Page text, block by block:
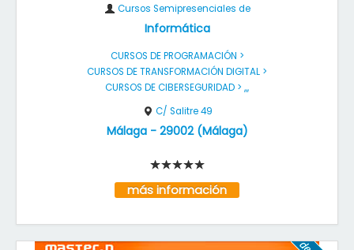
Cursos Semipresenciales de
Informática
CURSOS DE PROGRAMACIÓN >
CURSOS DE TRANSFORMACIÓN DIGITAL >
CURSOS DE CIBERSEGURIDAD > ,,,
C/ Salitre 49
Málaga- 29002(Málaga)
más información